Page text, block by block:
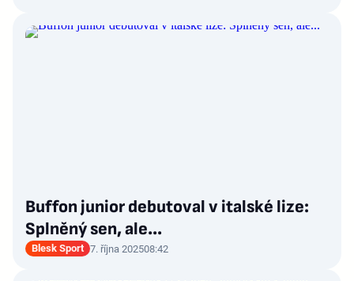
Buffon junior debutoval v italské lize:
Splněný sen, ale...
Blesk Sport 7. října 202508:42